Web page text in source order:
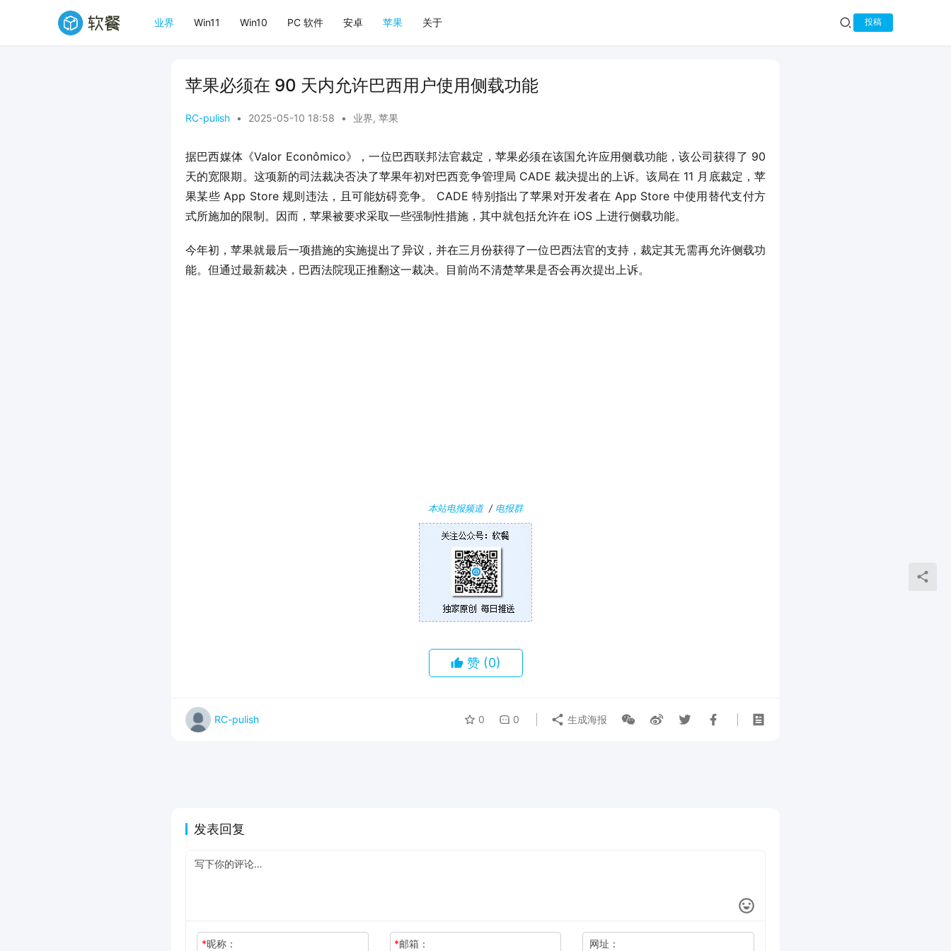
业界 Win11 Win10 PC 软件 安卓 苹果 关于 投稿
苹果必须在 90 天内允许巴西用户使用侧载功能
RC-pulish • 2025-05-10 18:58 • 业界, 苹果
据巴西媒体《Valor Econômico》，一位巴西联邦法官裁定，苹果必须在该国允许应用侧载功能，该公司获得了 90
天的宽限期。这项新的司法裁决否决了苹果年初对巴西竞争管理局 CADE 裁决提出的上诉。该局在 11 月底裁定，苹
果某些 App Store 规则违法，且可能妨碍竞争。 CADE 特别指出了苹果对开发者在 App Store 中使用替代支付方
式所施加的限制。因而，苹果被要求采取一些强制性措施，其中就包括允许在 iOS 上进行侧载功能。
今年初，苹果就最后一项措施的实施提出了异议，并在三月份获得了一位巴西法官的支持，裁定其无需再允许侧载功
能。但通过最新裁决，巴西法院现正推翻这一裁决。目前尚不清楚苹果是否会再次提出上诉。
本站电报频道/ 电报群
赞 (0)
RC-pulish 0 0 生成海报
发表回复
*昵称： *邮箱： 网址：